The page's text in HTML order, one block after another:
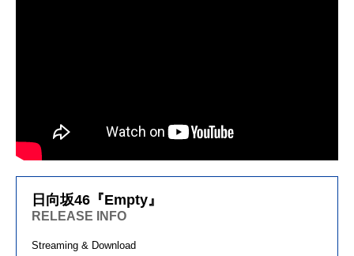
日向坂46『Empty』
RELEASE INFO
Streaming & Download